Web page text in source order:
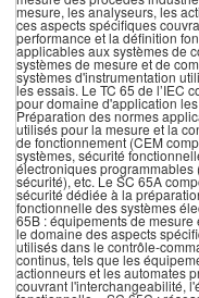
mesure, les analyseurs, les
ces aspects spécifiques
performance et la définition
applicables aux systèmes de
systèmes de mesure et de
systèmes d'instrumentation
les essais. Le TC 65 de l’IEC
pour domaine d'application
Préparation des normes
utilisés pour la mesure et la
de fonctionnement (CEM
systèmes, sécurité
électroniques
sécurité), etc. Le SC 65A
sécurité dédiée à la
fonctionnelle des systèmes
65B : équipements de
le domaine des aspects
utilisés dans le contrôle-
continus, tels que les
actionneurs et les automates
couvrant l'interchangeabilité,